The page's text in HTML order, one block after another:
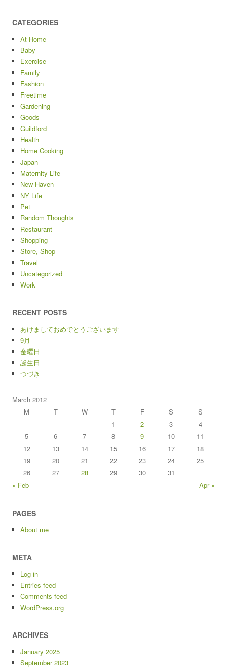
CATEGORIES
At Home
Baby
Exercise
Family
Fashion
Freetime
Gardening
Goods
Guildford
Health
Home Cooking
Japan
Maternity Life
New Haven
NY Life
Pet
Random Thoughts
Restaurant
Shopping
Store, Shop
Travel
Uncategorized
Work
RECENT POSTS
あけましておめでとうございます
9月
金曜日
誕生日
つづき
March 2012
M
T W T F S
S
1
2 3
4
5
6 7 8 9 10
11
12
13 14 15 16 17
18
19
20 21 22 23 24
25
26
27 28 29 30
31
« Feb
Apr »
PAGES
About me
META
Log in
Entries feed
Comments feed
WordPress.org
ARCHIVES
January 2025
September 2023